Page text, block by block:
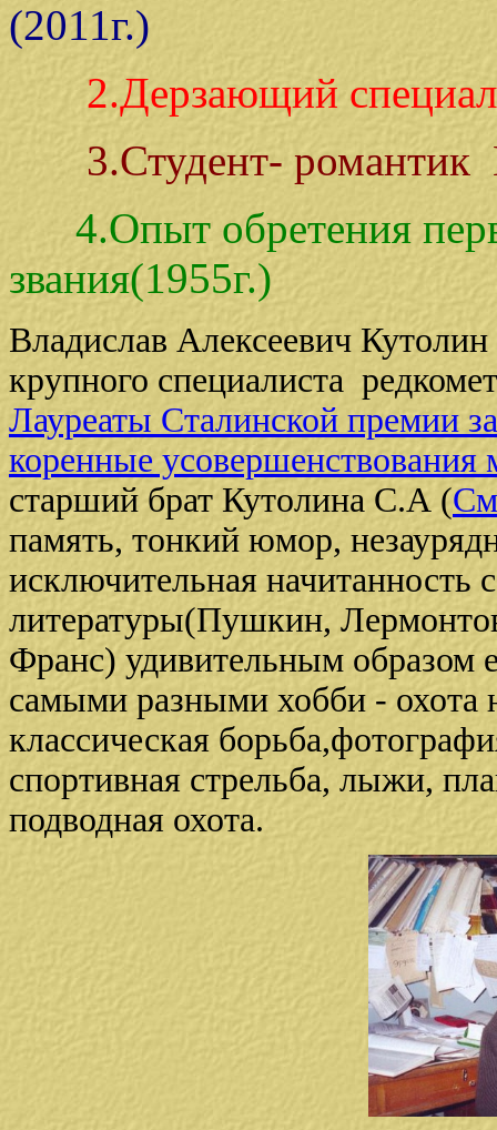
(2011г.)
2.Дерзающий
3.Студент-
4.Опыт обретения
звания(1955г.)
Владислав Алексеевич
крупного специалиста
Лауреаты Сталинской премии
коренные усовершенствования
старший брат Кутолина С.А (
память, тонкий юмор,
исключительная начитанность
литературы(Пушкин,
Франс) удивительным образом
самыми разными хобби - охота
классическая
спортивная стрельба, лыжи,
подводная охота.